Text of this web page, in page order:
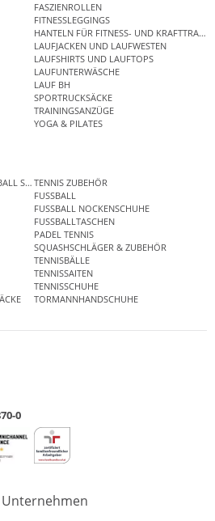
FASZIENROLLEN
FITNESSLEGGINGS
HANTELN FÜR FITNESS- UND
LAUFJACKEN UND LAUFWESTEN
LAUFSHIRTS UND LAUFTOPS
LAUFUNTERWÄSCHE
LAUF BH
SPORTRUCKSÄCKE
TRAININGSANZÜGE
YOGA & PILATES
SETSTENNIS ZUBEHÖR
FUSSBALL
FUSSBALL NOCKENSCHUHE
FUSSBALLTASCHEN
PADEL TENNIS
SQUASHSCHLÄGER & ZUBEHÖR
TENNISBÄLLE
TENNISSAITEN
TENNISSCHUHE
TORMANNHANDSCHUHE
0
Unternehmen